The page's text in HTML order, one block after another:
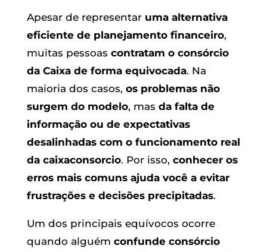
Apesar de representar uma alternativa
eficiente de planejamento financeiro,
muitas pessoas contratam o consórcio
da Caixa de forma equivocada. Na
maioria dos casos, os problemas não
surgem do modelo, mas da falta de
informação ou de expectativas
desalinhadas com o funcionamento real
da caixaconsorcio. Por isso, conhecer os
erros mais comuns ajuda você a evitar
frustrações e decisões precipitadas.
Um dos principais equívocos ocorre
quando alguém confunde consórcio